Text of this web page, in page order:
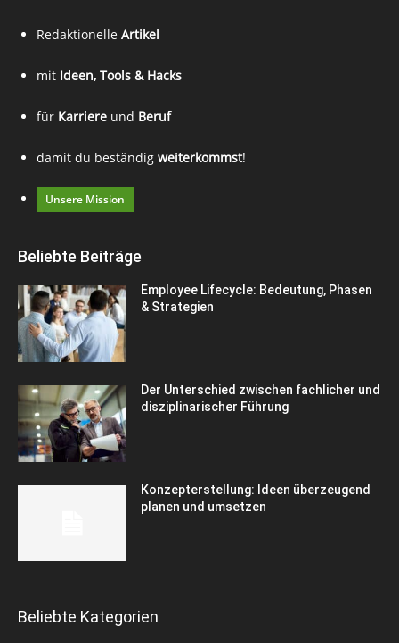
Redaktionelle Artikel
mit Ideen, Tools & Hacks
für Karriere und Beruf
damit du beständig weiterkommst!
Unsere Mission
Beliebte Beiträge
Employee Lifecycle: Bedeutung, Phasen
& Strategien
Der Unterschied zwischen fachlicher und
disziplinarischer Führung
Konzepterstellung: Ideen überzeugend
planen und umsetzen
Beliebte Kategorien